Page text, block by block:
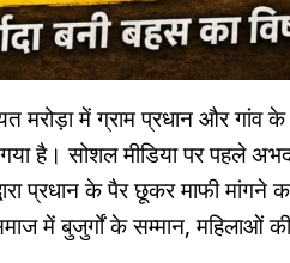
मरोड़ा में ग्राम प्रधान और गांव के
है। सोशल मीडिया पर पहले
प्रधान के पैर छूकर माफी मांगने
में बुजुर्गों के सम्मान, महिलाओं